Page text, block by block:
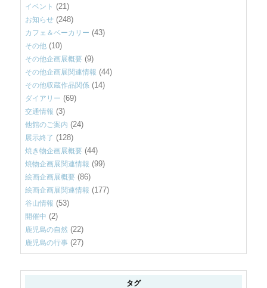
イベント (21)
お知らせ (248)
カフェ＆ベーカリー (43)
その他 (10)
その他企画展概要 (9)
その他企画展関連情報 (44)
その他収蔵作品関係 (14)
ダイアリー (69)
交通情報 (3)
他館のご案内 (24)
展示終了 (128)
焼き物企画展概要 (44)
焼物企画展関連情報 (99)
絵画企画展概要 (86)
絵画企画展関連情報 (177)
谷山情報 (53)
開催中 (2)
鹿児島の自然 (22)
鹿児島の行事 (27)
タグ